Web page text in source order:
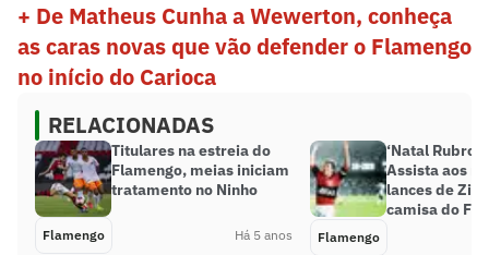
+ De Matheus Cunha a Wewerton, conheça
as caras novas que vão defender o Flamengo
no início do Carioca
RELACIONADAS
Titulares na estreia do
Flamengo, meias iniciam
tratamento no Ninho
Flamengo Há 5 anos
‘Natal Rubro-
Assista aos
lances de
camisa do
Flamengo